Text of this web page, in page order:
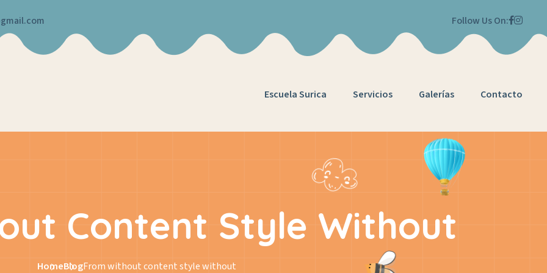
Follow Us On:
Escuela Surica Servicios Galerías Contacto
Content Style Without
HomeBlogFrom without content style without